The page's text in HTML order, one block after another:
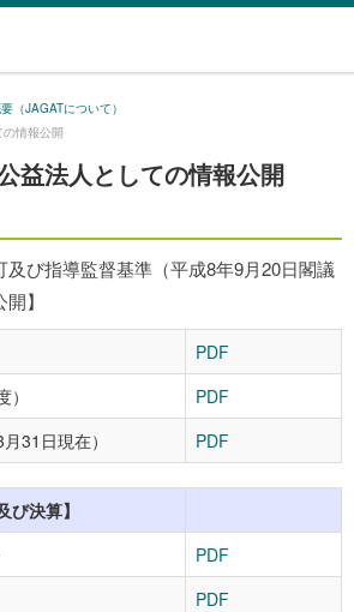
（JAGATについて）
情報公開
益法人としての情報公開
及び指導監督基準（平成8年9月20日閣議
】
PDF
PDF
31日現在）
PDF
び決算】
PDF
PDF